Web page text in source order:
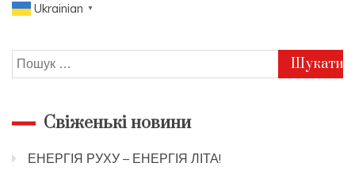
Ukrainian ▼
Пошук:
Свіженькі новини
ЕНЕРГІЯ РУХУ – ЕНЕРГІЯ ЛІТА!